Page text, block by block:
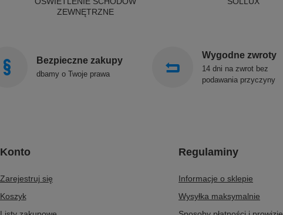
ZEWNĘTRZNE
Bezpieczne zakupy
dbamy o Twoje prawa
Wygodne zwroty
14 dni na zwrot bez
podawania przyczyny
Konto
Zarejestruj się
Koszyk
Regulaminy
Informacje o sklepie
Wysyłka maksymalnie